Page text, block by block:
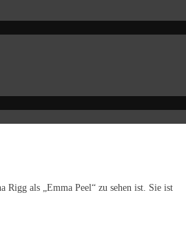
als „Emma Peel“ zu sehen ist. Sie ist